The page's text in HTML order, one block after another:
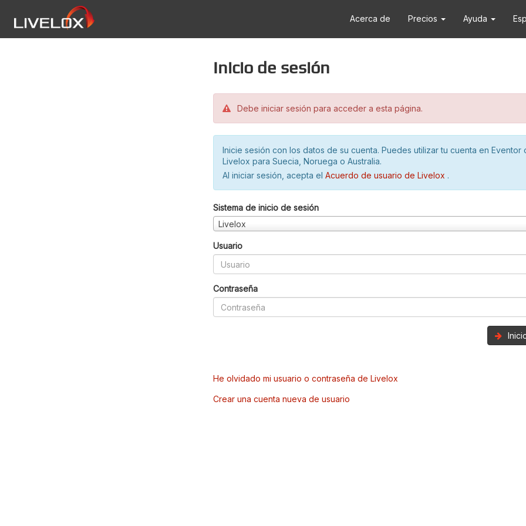
Acerca de Precios Ayuda
Inicio de sesión
Debe iniciar sesión para acceder a esta página.
Inicie sesión con los datos de su cuenta. Puedes utilizar tu cuenta en Eventor
Livelox para Suecia, Noruega o Australia.
Al iniciar sesión, acepta el Acuerdo de usuario de Livelox .
Sistema de inicio de sesión
Livelox
Usuario
Contraseña
He olvidado mi usuario o contraseña de Livelox
Crear una cuenta nueva de usuario